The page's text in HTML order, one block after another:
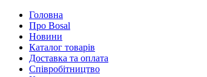
Головна
Про Bosal
Новини
Каталог товарів
Доставка та оплата
Співробітництво